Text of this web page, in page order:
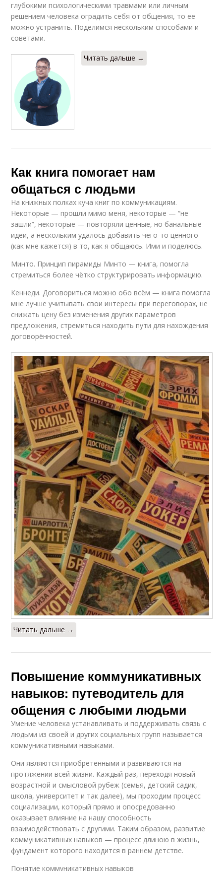
глубокими психологическими травмами или личным
решением человека оградить себя от общения, то ее
можно устранить. Поделимся нескольким способами и
советами.
Читать дальше →
Как книга помогает нам
общаться с людьми
На книжных полках куча книг по коммуникациям.
Некоторые — прошли мимо меня, некоторые — “не
зашли”, некоторые — повторяли ценные, но банальные
идеи, а нескольким удалось добавить чего-то ценного
(как мне кажется) в то, как я общаюсь. Ими и поделюсь.
Минто. Принцип пирамиды Минто — книга, помогла
стремиться более чётко структурировать информацию.
Кеннеди. Договориться можно обо всём — книга помогла
мне лучше учитывать свои интересы при переговорах, не
снижать цену без изменения других параметров
предложения, стремиться находить пути для нахождения
договорённостей.
Читать дальше →
Повышение коммуникативных
навыков: путеводитель для
общения с любыми людьми
Умение человека устанавливать и поддерживать связь с
людьми из своей и других социальных групп называется
коммуникативными навыками.
Они являются приобретенными и развиваются на
протяжении всей жизни. Каждый раз, переходя новый
возрастной и смысловой рубеж (семья, детский садик,
школа, университет и так далее), мы проходим процесс
социализации, который прямо и опосредованно
оказывает влияние на нашу способность
взаимодействовать с другими. Таким образом, развитие
коммуникативных навыков — процесс длиною в жизнь,
фундамент которого находится в раннем детстве.
Понятие коммуникативных навыков